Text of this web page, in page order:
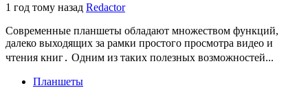
1 год тому назад Redactor
Современные планшеты обладают множеством функций,
далеко выходящих за рамки простого просмотра видео и
чтения книг․ Одним из таких полезных возможностей...
Планшеты